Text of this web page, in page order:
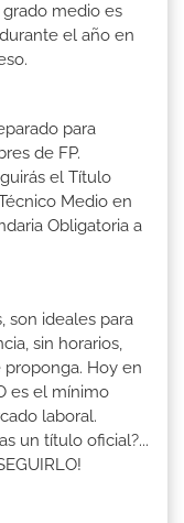
medio es
el año en
para
de FP.
el Título
Medio en
Obligatoria a
son ideales para
sin horarios,
Hoy en
es el mínimo
laboral.
un título oficial?...